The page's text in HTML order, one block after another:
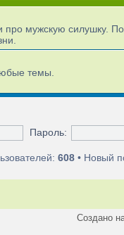
мужскую силушку.
темы.
Пароль:
608 • Новый
Создано